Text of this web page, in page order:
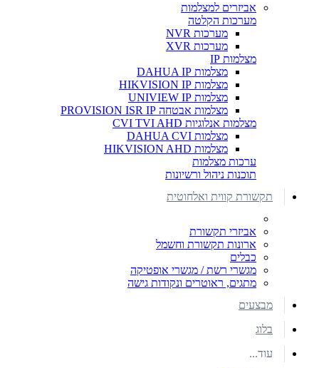
אביזרים למצלמות
מערכות הקלטה
מערכות NVR
מערכות XVR
מצלמות IP
מצלמות DAHUA IP
מצלמות HIKVISION IP
מצלמות UNIVIEW IP
מצלמות אבטחה PROVISION ISR IP
מצלמות אנלוגיות CVI TVI AHD
מצלמות DAHUA CVI
מצלמות HIKVISION AHD
ערכות מצלמות
תוכנות ניהול ורשיונות
תקשורת קווית ואלחוטית
אביזרי תקשורת
ארונות תקשורת וחשמל
כבלים
מגשרי רשת / מגשרי אופטיקה
מתגים, ראוטרים ונקודות גישה
מבצעים
בלוג
עוד...